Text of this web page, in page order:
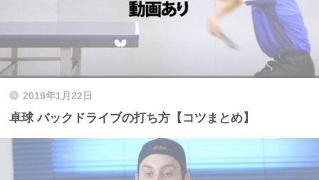
2019年1月22日
卓球 バックドライブの打ち方【コツまとめ】